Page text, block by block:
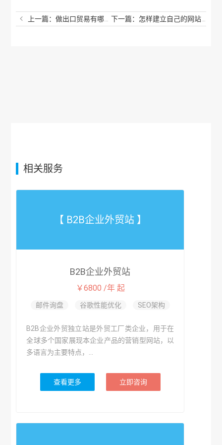
上一篇：做出口贸易有哪些平台？个人能不能做出口贸易？
相关服务
【 B2B企业外贸站 】
B2B企业外贸站
￥6800 /年 起
邮件询盘 谷歌性能优化 SEO架构
B2B企业外贸独立站是外贸工厂类企业，用于在
全球多个国家展现本企业产品的营销型网站，以
多语言为主要特点，...
查看更多 立即咨询